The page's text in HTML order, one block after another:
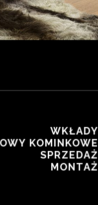
WKŁADY
KOMINKOWE
SPRZEDAŻ
MONTAŻ